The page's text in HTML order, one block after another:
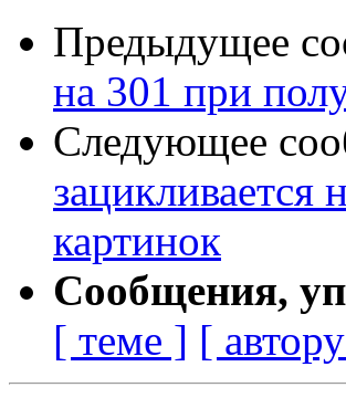
Предыдущее
на 301 при
Следующее
зацикливается
картинок
Сообщения,
[ теме ] [